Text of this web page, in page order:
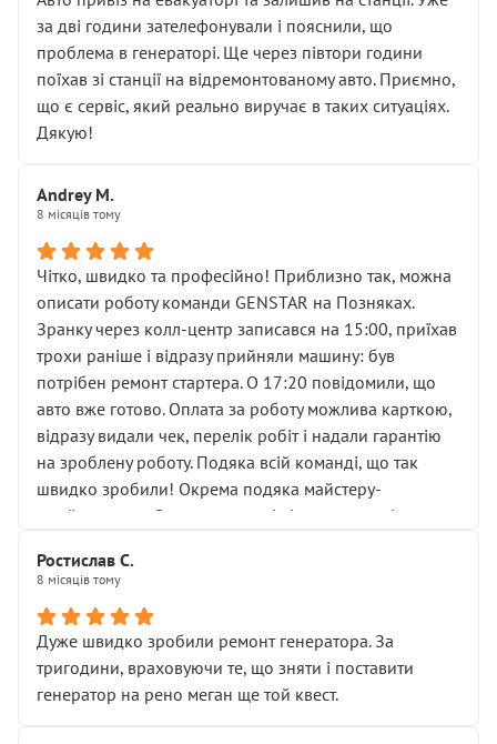
чіткого пояснення
( ну все зняли та доробили) дякую!
Окремий момент, який виглядає абсурдно:
мені заявили, що бачок гальмівної рідини потрібно
міняти разом із головним гальмівним циліндром у
Для людини, яка хоча б трохи розуміється на техніці,
це звучить як мінімум непрофесійно, а як максимум —
спроба продати дорогий вузол замість елементарних
ущільнювачів.
Що прикро — це не перший мій візит. Раніше міняв у
вас стартер, і тоді сервіс наче справив хороше
враження. Але згодом знайшов декілька гайок під
лобовим склом. Мені пояснили, що це “старі гайки, які
відкручували”, і попросили не хвилюватися. ( надіюсь
новий власник, не застяг в полі))
Але після нинішнього візиту такі дрібниці вже не
здаються дрібницями.
Я — клієнт, який працює на довірі, і саме її цей сервіс
Хотілося б більше:
• належної уваги до авто
• прозорості в роботах і рахунках
• реальної діагностики, а не формального
“подивились і поїхав”
На жаль, складається враження, що сервіс працює не
за дві години зателефонували і пояснили, що
проблема в генераторі. Ще через півтори години
поїхав зі станції на відремонтованому авто. Приємно,
що є сервіс, який реально виручає в таких ситуаціях.
Дякую!
Andrey M.
8 місяців тому
Чітко, швидко та професійно! Приблизно так, можна
описати роботу команди GENSTAR на Позняках.
Зранку через колл-центр записався на 15:00, приїхав
трохи раніше і відразу прийняли машину: був
потрібен ремонт стартера. О 17:20 повідомили, що
авто вже готово. Оплата за роботу можлива карткою,
відразу видали чек, перелік робіт і надали гарантію
на зроблену роботу. Подяка всій команді, що так
швидко зробили! Окрема подяка майстеру-
приймальнику Олександру: всі чітко та по суті.
звертатися до цього автосервісу.
Ростислав С.
8 місяців тому
Дуже швидко зробили ремонт генератора. За
тригодини, враховуючи те, що зняти і поставити
генератор на рено меган ще той квест.